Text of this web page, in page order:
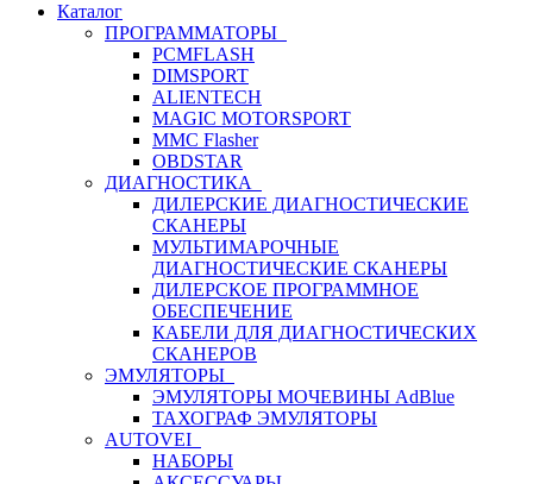
Каталог
ПРОГРАММАТОРЫ
PCMFLASH
DIMSPORT
ALIENTECH
MAGIC MOTORSPORT
MMC Flasher
OBDSTAR
ДИАГНОСТИКА
ДИЛЕРСКИЕ ДИАГНОСТИЧЕСКИЕ
СКАНЕРЫ
МУЛЬТИМАРОЧНЫЕ
ДИАГНОСТИЧЕСКИЕ СКАНЕРЫ
ДИЛЕРСКОЕ ПРОГРАММНОЕ
ОБЕСПЕЧЕНИЕ
КАБЕЛИ ДЛЯ ДИАГНОСТИЧЕСКИХ
СКАНЕРОВ
ЭМУЛЯТОРЫ
ЭМУЛЯТОРЫ МОЧЕВИНЫ АdBlue
ТАХОГРАФ ЭМУЛЯТОРЫ
AUTOVEI
НАБОРЫ